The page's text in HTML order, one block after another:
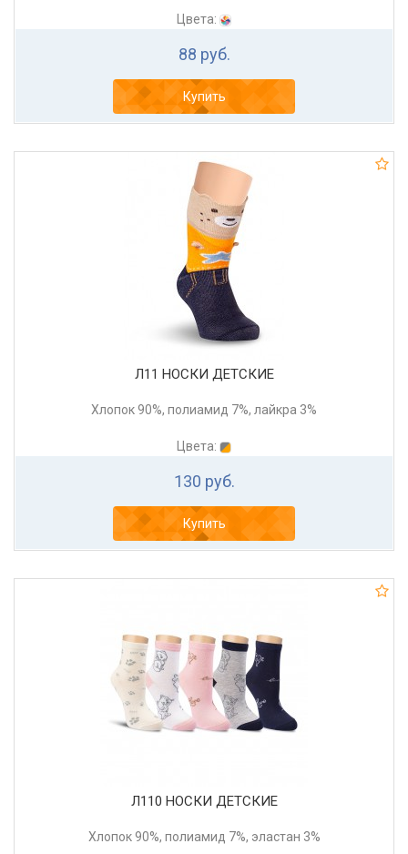
Цвета:
88 руб.
Купить
Л11 НОСКИ ДЕТСКИЕ
Хлопок 90%, полиамид 7%, лайкра 3%
Цвета:
130 руб.
Купить
Л110 НОСКИ ДЕТСКИЕ
Хлопок 90%, полиамид 7%, эластан 3%